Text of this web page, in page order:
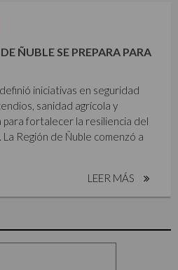
ÑUBLE SE PREPARA PARA
iniciativas en seguridad
sanidad agrícola y
fortalecer la resiliencia del
Región de Ñuble comenzó a
LEER MÁS